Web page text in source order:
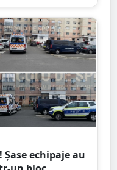
Șase echipaje au